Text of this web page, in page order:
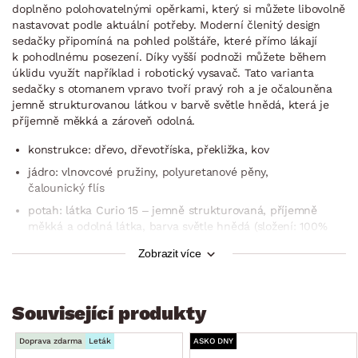
doplněno polohovatelnými opěrkami, který si můžete libovolně
nastavovat podle aktuální potřeby. Moderní členitý design
sedačky připomíná na pohled polštáře, které přímo lákají
k pohodlnému posezení. Díky vyšší podnoži můžete během
úklidu využít například i robotický vysavač. Tato varianta
sedačky s otomanem vpravo tvoří pravý roh a je očalouněna
jemně strukturovanou látkou v barvě světle hnědá, která je
příjemně měkká a zároveň odolná.
konstrukce: dřevo, dřevotříska, překližka, kov
jádro: vlnovcové pružiny, polyuretanové pěny,
čalounický flís
potah: látka Curio 15 – jemně strukturovaná, příjemně
měkká a odolná látka, barva světle hnědá (složení: 100%
vlastnosti: zvýšená voděodolnost – tkanina je potažena
zabraňuje okamžité absorpci vody skrz tkaninu, čímž se
kapalina kondenzuje na povrchu materiálu, díky tomu
máte čas použít měkký hadřík nebo papírový ručník
k jemnému odfiltrování rozlité kapaliny)
Zobrazit více
Související produkty
Doprava zdarma Leták ASKO DNY